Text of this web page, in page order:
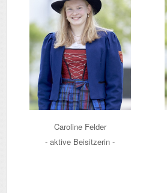
Caroline Felder
- aktive Beisitzerin -